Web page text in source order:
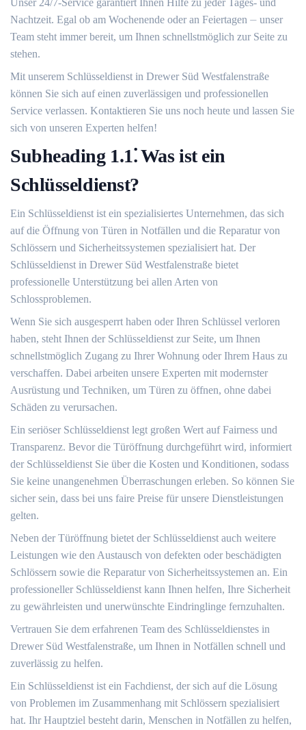
Unser 24/7-Service garantiert Ihnen Hilfe zu jeder Tages- und
Nachtzeit. Egal ob am Wochenende oder an Feiertagen ⏤ unser
Team steht immer bereit, um Ihnen schnellstmöglich zur Seite zu
stehen.​
Mit unserem Schlüsseldienst in Drewer Süd Westfalenstraße
können Sie sich auf einen zuverlässigen und professionellen
Service verlassen.​ Kontaktieren Sie uns noch heute und lassen Sie
sich von unseren Experten helfen!​
Subheading 1.​1⁚ Was ist ein
Schlüsseldienst?​
Ein Schlüsseldienst ist ein spezialisiertes Unternehmen, das sich
auf die Öffnung von Türen in Notfällen und die Reparatur von
Schlössern und Sicherheitssystemen spezialisiert hat.​ Der
Schlüsseldienst in Drewer Süd Westfalenstraße bietet
professionelle Unterstützung bei allen Arten von
Schlossproblemen.​
Wenn Sie sich ausgesperrt haben oder Ihren Schlüssel verloren
haben, steht Ihnen der Schlüsseldienst zur Seite, um Ihnen
schnellstmöglich Zugang zu Ihrer Wohnung oder Ihrem Haus zu
verschaffen.​ Dabei arbeiten unsere Experten mit modernster
Ausrüstung und Techniken, um Türen zu öffnen, ohne dabei
Schäden zu verursachen.​
Ein seriöser Schlüsseldienst legt großen Wert auf Fairness und
Transparenz.​ Bevor die Türöffnung durchgeführt wird, informiert
der Schlüsseldienst Sie über die Kosten und Konditionen, sodass
Sie keine unangenehmen Überraschungen erleben. So können Sie
sicher sein, dass bei uns faire Preise für unsere Dienstleistungen
gelten.​
Neben der Türöffnung bietet der Schlüsseldienst auch weitere
Leistungen wie den Austausch von defekten oder beschädigten
Schlössern sowie die Reparatur von Sicherheitssystemen an.​ Ein
professioneller Schlüsseldienst kann Ihnen helfen, Ihre Sicherheit
zu gewährleisten und unerwünschte Eindringlinge fernzuhalten.​
Vertrauen Sie dem erfahrenen Team des Schlüsseldienstes in
Drewer Süd Westfalenstraße, um Ihnen in Notfällen schnell und
zuverlässig zu helfen.​
Ein Schlüsseldienst ist ein Fachdienst, der sich auf die Lösung
von Problemen im Zusammenhang mit Schlössern spezialisiert
hat.​ Ihr Hauptziel besteht darin, Menschen in Notfällen zu helfen,